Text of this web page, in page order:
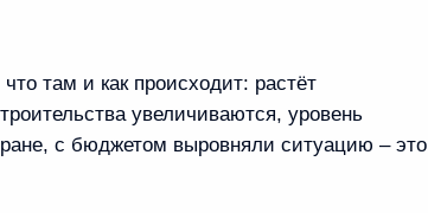
там и как происходит: растёт
увеличиваются, уровень
с бюджетом выровняли ситуацию – это